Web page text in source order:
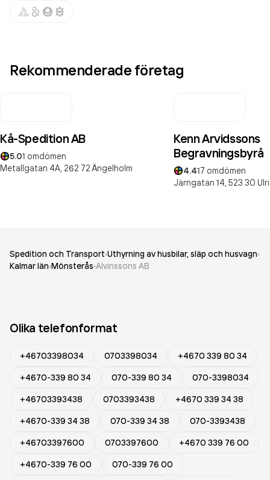
Rekommenderade företag
Kå-Spedition AB
5.01 omdömen
Metallgatan 4A, 262 72 Ängelholm
Kenn Arvidssons
Begravningsbyrå
4.417 omdömen
Järngatan 14, 523 30
Spedition och Transport Uthyrning av husbilar, släp och husvagn
Kalmar län Mönsterås Alvinssons AB
Olika telefonformat
+46703398034 0703398034
+4670 339 80 34
+4670-339 80 34
070-339 80 34
070-3398034
+46703393438
0703393438
+4670 339 34 38
+4670-339 34 38
070-339 34 38
070-3393438
+46703397600
0703397600
+4670 339 76 00
+4670-339 76 00
070-339 76 00